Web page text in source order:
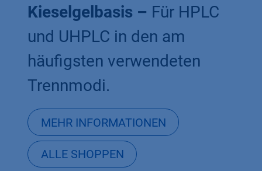
Kieselgelbasis – Für HPLC
und UHPLC in den am
häufigsten verwendeten
Trennmodi.
MEHR INFORMATIONEN
ALLE SHOPPEN